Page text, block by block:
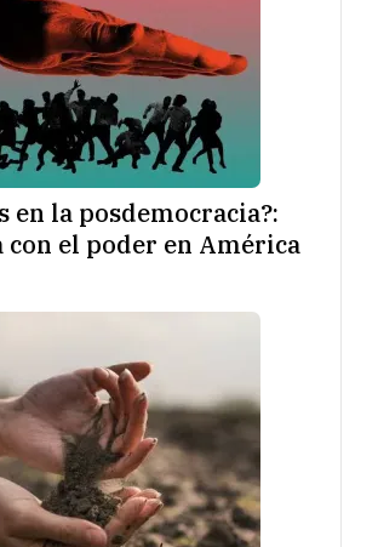
en la posdemocracia?:
con el poder en América